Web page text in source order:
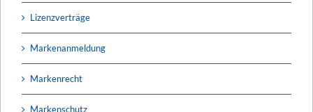
Lizenzverträge
Markenanmeldung
Markenrecht
Markenschutz